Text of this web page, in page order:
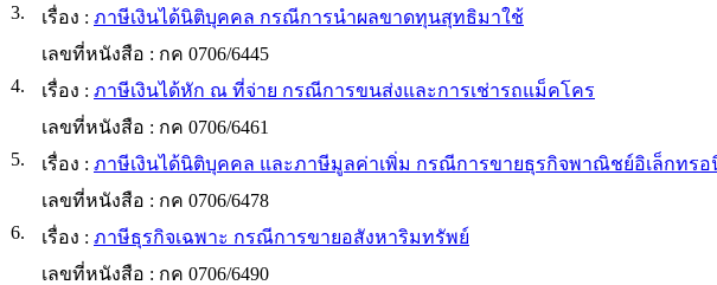
3.
เรื่อง : ภาษีเงินได้นิติบุคคล กรณีการนำผลขาดทุนสุทธิมาใช้
เลขที่หนังสือ : กค 0706/6445
4.
เรื่อง : ภาษีเงินได้หัก ณ ที่จ่าย กรณีการขนส่งและการเช่ารถแม็คโคร
เลขที่หนังสือ : กค 0706/6461
5.
เรื่อง : ภาษีเงินได้นิติบุคคล และภาษีมูลค่าเพิ่ม กรณีการขายธุรกิจพาณิชย์อิเล็กทรอ
เลขที่หนังสือ : กค 0706/6478
6.
เรื่อง : ภาษีธุรกิจเฉพาะ กรณีการขายอสังหาริมทรัพย์
เลขที่หนังสือ : กค 0706/6490